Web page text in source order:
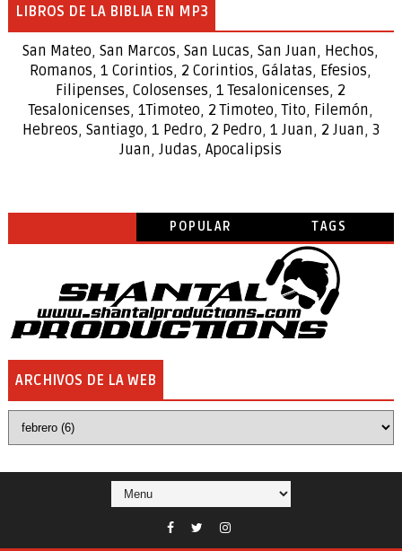
LIBROS DE LA BIBLIA EN MP3
San Mateo,San Marcos,San Lucas,San Juan, Hechos,
Romanos,1 Corintios, 2 Corintios,Gálatas, Efesios,
Filipenses,Colosenses,1Tesalonicenses, 2
Tesalonicenses, 1Timoteo, 2Timoteo, Tito, Filemón,
Hebreos, Santiago, 1 Pedro, 2 Pedro, 1 Juan, 2 Juan, 3
Juan,Judas,Apocalipsis
POPULAR TAGS
ARCHIVOS DE LA WEB